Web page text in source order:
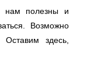
нам полезны и
Возможно
здесь,